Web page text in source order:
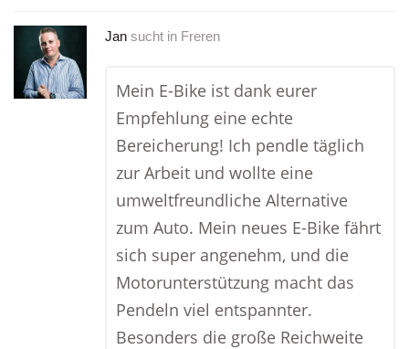
Jan sucht in Freren
Mein E-Bike ist dank eurer
Empfehlung eine echte
Bereicherung! Ich pendle täglich
zur Arbeit und wollte eine
umweltfreundliche Alternative
zum Auto. Mein neues E-Bike fährt
sich super angenehm, und die
Motorunterstützung macht das
Pendeln viel entspannter.
Besonders die große Reichweite